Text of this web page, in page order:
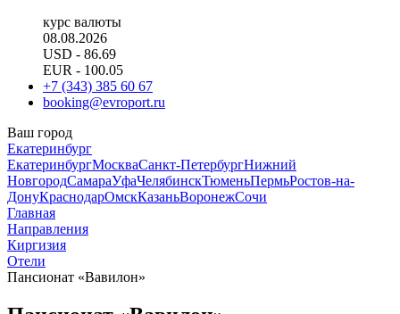
курс валюты
08.08.2026
USD - 86.69
EUR - 100.05
+7 (343) 385 60 67
booking@evroport.ru
Ваш город
Екатеринбург
ЕкатеринбургМоскваСанкт-ПетербургНижний
НовгородСамараУфаЧелябинскТюменьПермьРостов-на-
ДонуКраснодарОмскКазаньВоронежСочи
Главная
Направления
Киргизия
Отели
Пансионат «Вавилон»